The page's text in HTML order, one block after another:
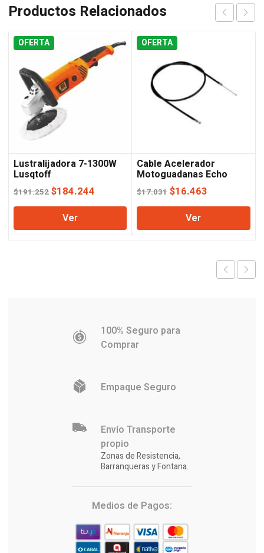
Productos Relacionados
OFERTA
Lustralijadora 7-1300W
Lusqtoff
$191.252 El
precio
original
era:
$184.244
precio
es:
Ver
OFERTA
Cable Acelerador
Motoguadanas Echo
$17.031El
precio
original
era:
$16.463
precio
es:
Ver
100% Seguro para
Comprar
Empaque Seguro
Envío Transporte
propio
Zonas de Resistencia,
Barranqueras y Fontana.
Medios de Pagos: